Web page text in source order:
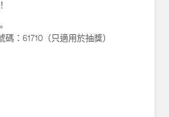
：61710（只適用於抽獎）